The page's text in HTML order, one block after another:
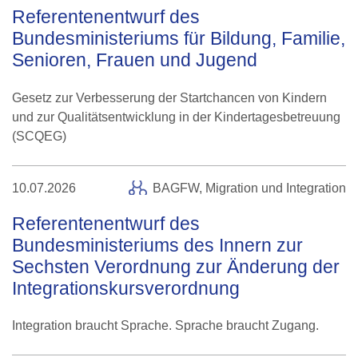
Referentenentwurf des
Bundesministeriums für Bildung, Familie,
Senioren, Frauen und Jugend
Gesetz zur Verbesserung der Startchancen von Kindern
und zur Qualitätsentwicklung in der Kindertagesbetreuung
(SCQEG)
10.07.2026 BAGFW, Migration und Integration
Referentenentwurf des
Bundesministeriums des Innern zur
Sechsten Verordnung zur Änderung der
Integrationskursverordnung
Integration braucht Sprache. Sprache braucht Zugang.